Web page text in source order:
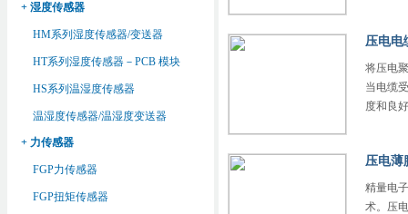
+ 湿度传感器
HM系列湿度传感器/变送器
HT系列湿度传感器－PCB 模块
HS系列温湿度传感器
温湿度传感器/温湿度变送器
+ 力传感器
FGP力传感器
FGP扭矩传感器
压电电
将压电
当电缆
度和良
压电薄
精量电
术。压